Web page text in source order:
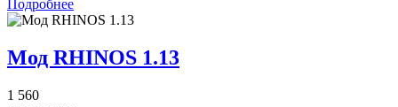
Подробнее
Мод RHINOS 1.13
1 560